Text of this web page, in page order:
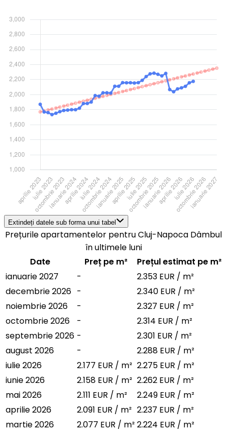
Extindeți datele sub forma unui tabel
Prețurile apartamentelor pentru Cluj-Napoca Dâmbul
în ultimele luni
Date
Preț pe m²
Prețul estimat pe m²
ianuarie 2027
-
2.353 EUR / m²
decembrie 2026 -
2.340 EUR / m²
noiembrie 2026
-
2.327 EUR / m²
octombrie 2026
-
2.314 EUR / m²
septembrie 2026 -
2.301 EUR / m²
august 2026
-
2.288 EUR / m²
iulie 2026
2.177 EUR / m² 2.275 EUR / m²
iunie 2026
2.158 EUR / m² 2.262 EUR / m²
mai 2026
2.111 EUR / m²
2.249 EUR / m²
aprilie 2026
2.091 EUR / m² 2.237 EUR / m²
martie 2026
2.077 EUR / m² 2.224 EUR / m²